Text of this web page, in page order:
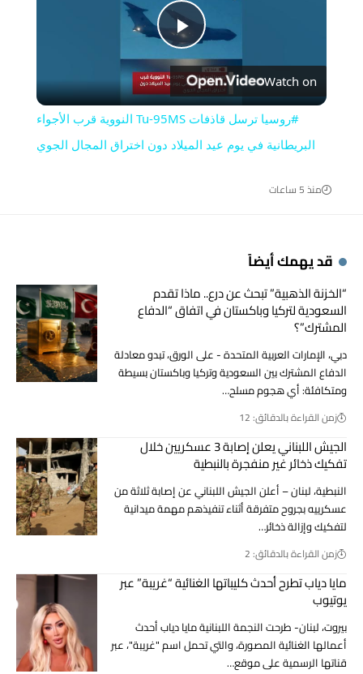
Play
Video
Watch on
#روسيا ترسل قاذفات Tu-95MS النووية قرب الأجواء
البريطانية في يوم عيد الميلاد دون اختراق المجال الجوي
منذ 5 ساعات
قد يهمك أيضاً
“الخزنة الذهبية” تبحث عن درع.. ماذا تقدم
السعودية لتركيا وباكستان في اتفاق “الدفاع
المشترك”؟
دبي، الإمارات العربية المتحدة - على الورق، تبدو معادلة
الدفاع المشترك بين السعودية وتركيا وباكستان بسيطة
ومتكافئة: أي هجوم مسلح…
زمن القراءة بالدقائق: 12
الجيش اللبناني يعلن إصابة 3 عسكريين خلال
تفكيك ذخائر غير منفجرة بالنبطية
النبطية، لبنان – أعلن الجيش اللبناني عن إصابة ثلاثة من
عسكرييه بجروح متفرقة أثناء تنفيذهم مهمة ميدانية
لتفكيك وإزالة ذخائر…
زمن القراءة بالدقائق: 2
مايا دياب تطرح أحدث كليباتها الغنائية “غريبة” عبر
يوتيوب
بيروت، لبنان- طرحت النجمة اللبنانية مايا دياب أحدث
أعمالها الغنائية المصورة، والتي تحمل اسم "غريبة"، عبر
قناتها الرسمية على موقع…